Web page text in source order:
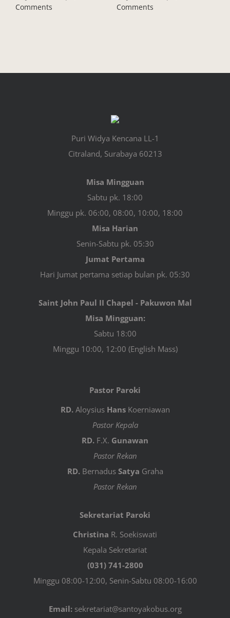
Comments
Comments
Puri Widya Kencana LL-1
Citraland, Surabaya 60213
Misa Mingguan
Sabtu pk. 18:00
Minggu pk. 06:00, 08:00, 10:00, 18:00
Misa Harian
Senin-Sabtu pk. 05:30
Jumat Pertama
Hari Jumat pertama setiap bulan pk. 05:30
Saint John Paul II Chapel - Pakuwon Mal
Misa Mingguan:
Sabtu 18:00
Minggu 10:00, 12:00 (English Mass)
Pastor Paroki
RD.Aloysius HansKoerniawan
Pastor Kepala
RD. F.X. Gunawan
Pastor Rekan
RD.Bernadus Satya Graha
Pastor Rekan
Sekretariat Paroki
Christina R. Soekiswati
Kepala Sekretariat
(031) 741-2800
Minggu 08:00-12:00, Senin-Sabtu 08:00-16:00
Email:sekretariat@santoyakobus.org